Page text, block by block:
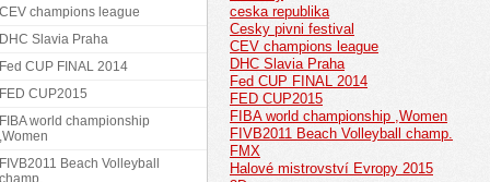
ceska republika
Cesky pivni festival
CEV champions league
DHC Slavia Praha
Fed CUP FINAL 2014
FED CUP2015
FIBA world championship ,Women
FIVB2011 Beach Volleyball champ.
FMX
Halové mistrovství Evropy 2015
CEV champions league
DHC Slavia Praha
Fed CUP FINAL 2014
FED CUP2015
FIBA world championship
,Women
FIVB2011 Beach Volleyball
champ.